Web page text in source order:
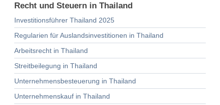
Recht und Steuern in Thailand
Investitionsführer Thailand 2025
Regularien für Auslandsinvestitionen in Thailand
Arbeitsrecht in Thailand
Streitbeilegung in Thailand
Unternehmensbesteuerung in Thailand
Unternehmenskauf in Thailand